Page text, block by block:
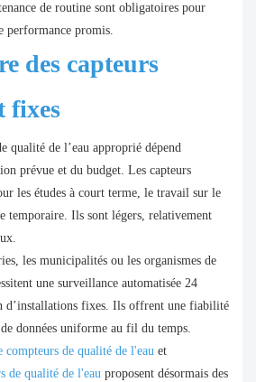
de routine sont obligatoires pour
performance promis.
des capteurs
fixes
qualité de l’eau approprié dépend
prévue et du budget. Les capteurs
les études à court terme, le travail sur le
temporaire. Ils sont légers, relativement
les municipalités ou les organismes de
une surveillance automatisée 24
d’installations fixes. Ils offrent une fiabilité
données uniforme au fil du temps.
compteurs de qualité de l'eau et
de qualité de l'eau proposent désormais des